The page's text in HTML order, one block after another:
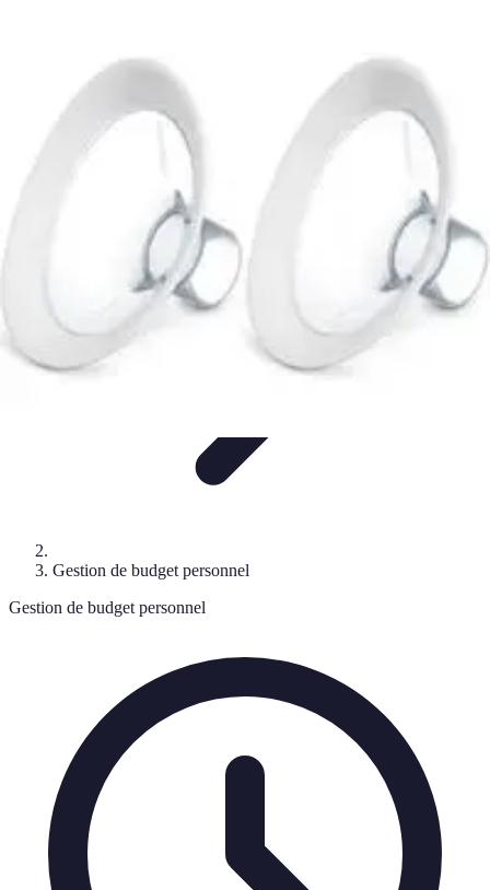
Tendances financières Gestion de budget personnel
Budget Savvy
Gestion de budget personnel
Gestion de budget personnel